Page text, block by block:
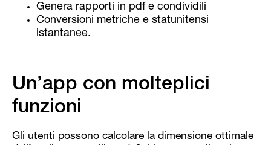
Genera rapporti in pdf e condividili
Conversioni metriche e statunitensi
istantanee.
Un’app con molteplici
funzioni
Gli utenti possono calcolare la dimensione ottimale